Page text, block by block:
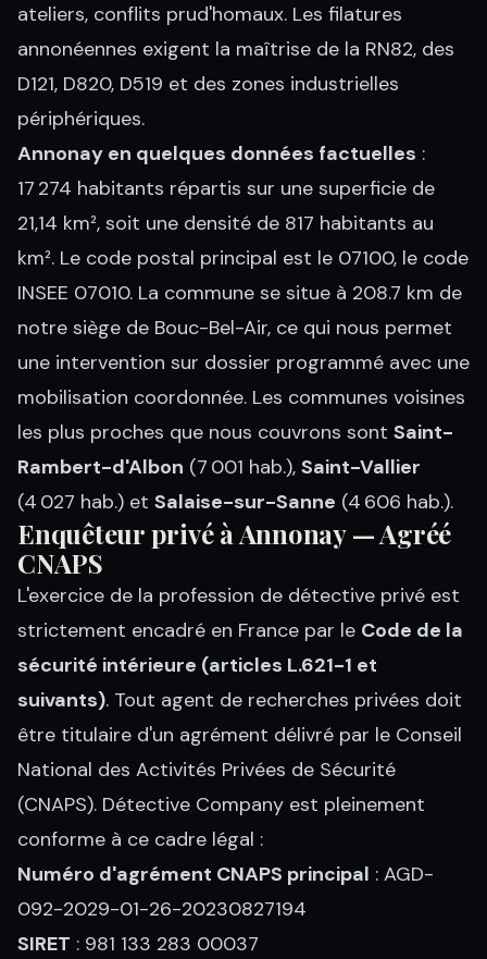
ateliers, conflits prud'homaux. Les filatures
annonéennes exigent la maîtrise de la RN82, des
D121, D820, D519 et des zones industrielles
périphériques.
Annonay en quelques données factuelles :
17 274 habitants répartis sur une superficie de
21,14 km², soit une densité de 817 habitants au
km². Le code postal principal est le 07100, le code
INSEE 07010. La commune se situe à 208.7 km de
notre siège de Bouc-Bel-Air, ce qui nous permet
une intervention sur dossier programmé avec une
mobilisation coordonnée. Les communes voisines
les plus proches que nous couvrons sont Saint-
Rambert-d'Albon (7 001 hab.), Saint-Vallier
(4 027 hab.) et Salaise-sur-Sanne (4 606 hab.).
Enquêteur privé à Annonay — Agréé
CNAPS
L'exercice de la profession de détective privé est
strictement encadré en France par le Code de la
sécurité intérieure (articles L.621-1 et
suivants). Tout agent de recherches privées doit
être titulaire d'un agrément délivré par le Conseil
National des Activités Privées de Sécurité
(CNAPS). Détective Company est pleinement
conforme à ce cadre légal :
Numéro d'agrément CNAPS principal : AGD-
092-2029-01-26-20230827194
SIRET : 981 133 283 00037